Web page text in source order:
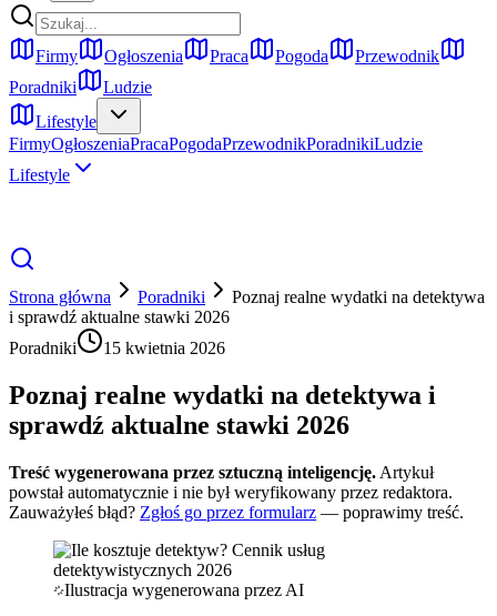
Firmy Ogłoszenia Praca Pogoda
Przewodnik
Poradniki
Ludzie
Lifestyle
FirmyOgłoszeniaPracaPogodaPrzewodnikPoradnikiLudzie
Lifestyle
Strona główna Poradniki
Poznaj realne wydatki na detektywa
i sprawdź aktualne stawki 2026
Poradniki
15 kwietnia 2026
Poznaj realne wydatki na detektywa i
sprawdź aktualne stawki 2026
Treść wygenerowana przez sztuczną inteligencję. Artykuł
powstał automatycznie i nie był weryfikowany przez redaktora.
Zauważyłeś błąd? Zgłoś go przez formularz — poprawimy treść.
Ilustracja wygenerowana przez AI